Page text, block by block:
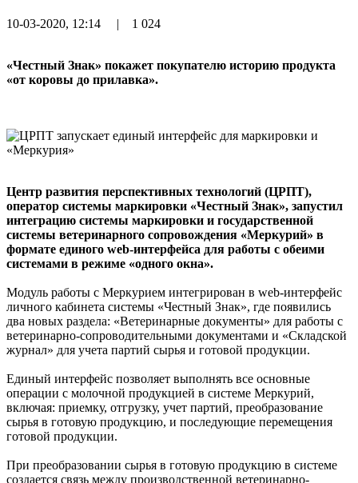
10-03-2020, 12:14 | 1 024
«Честный Знак» покажет покупателю историю продукта
«от коровы до прилавка».
Центр развития перспективных технологий (ЦРПТ),
оператор системы маркировки «Честный Знак», запустил
интеграцию системы маркировки и государственной
системы ветеринарного сопровождения «Меркурий» в
формате единого web-интерфейса для работы с обеими
системами в режиме «одного окна».
Модуль работы с Меркурием интегрирован в web-интерфейс
личного кабинета системы «Честный Знак», где появились
два новых раздела: «Ветеринарные документы» для работы с
ветеринарно-сопроводительными документами и «Складской
журнал» для учета партий сырья и готовой продукции.
Единый интерфейс позволяет выполнять все основные
операции с молочной продукцией в системе Меркурий,
включая: приемку, отгрузку, учет партий, преобразование
сырья в готовую продукцию, и последующие перемещения
готовой продукции.
При преобразовании сырья в готовую продукцию в системе
создается связь между производственной ветеринарно-